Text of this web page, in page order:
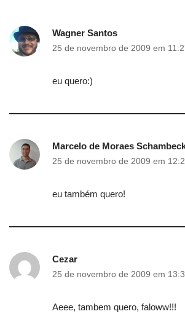
Wagner Santos
25 de novembro de 2009 em
eu quero:)
Marcelo de Moraes
25 de novembro de 2009 em
eu também quero!
Cezar
25 de novembro de 2009 em
Aeee, tambem quero, faloww!!!